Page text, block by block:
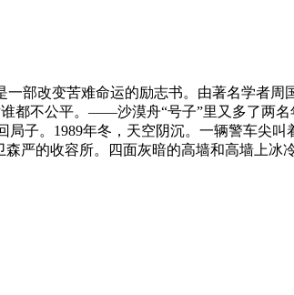
部改变苦难命运的励志书。由著名学者周
都不公平。——沙漠舟“号子”里又多了两
子。1989年冬，天空阴沉。一辆警车尖
严的收容所。四面灰暗的高墙和高墙上冰